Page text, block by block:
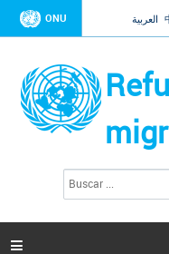
ONU العربية
s
